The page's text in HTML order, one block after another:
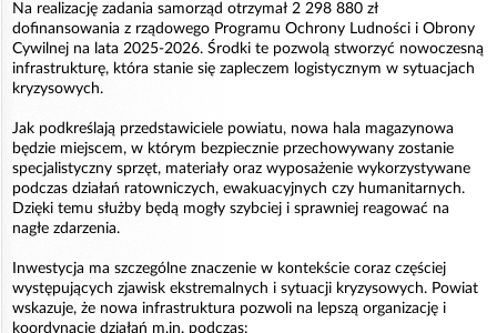
Na realizację zadania samorząd otrzymał 2 298 880 zł
dofinansowania z rządowego Programu Ochrony Ludności i Obrony
Cywilnej na lata 2025-2026. Środki te pozwolą stworzyć nowoczesną
infrastrukturę, która stanie się zapleczem logistycznym w sytuacjach
kryzysowych.
Jak podkreślają przedstawiciele powiatu, nowa hala magazynowa
będzie miejscem, w którym bezpiecznie przechowywany zostanie
specjalistyczny sprzęt, materiały oraz wyposażenie wykorzystywane
podczas działań ratowniczych, ewakuacyjnych czy humanitarnych.
Dzięki temu służby będą mogły szybciej i sprawniej reagować na
nagłe zdarzenia.
Inwestycja ma szczególne znaczenie w kontekście coraz częściej
występujących zjawisk ekstremalnych i sytuacji kryzysowych. Powiat
wskazuje, że nowa infrastruktura pozwoli na lepszą organizację i
koordynację działań m.in. podczas: